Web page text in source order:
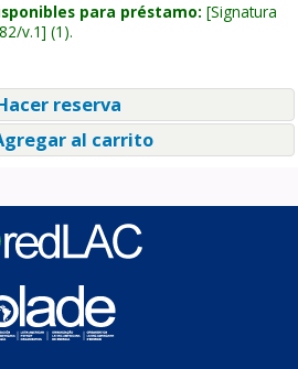
para préstamo: Signatura
v.1 (1).
reserva
al carrito